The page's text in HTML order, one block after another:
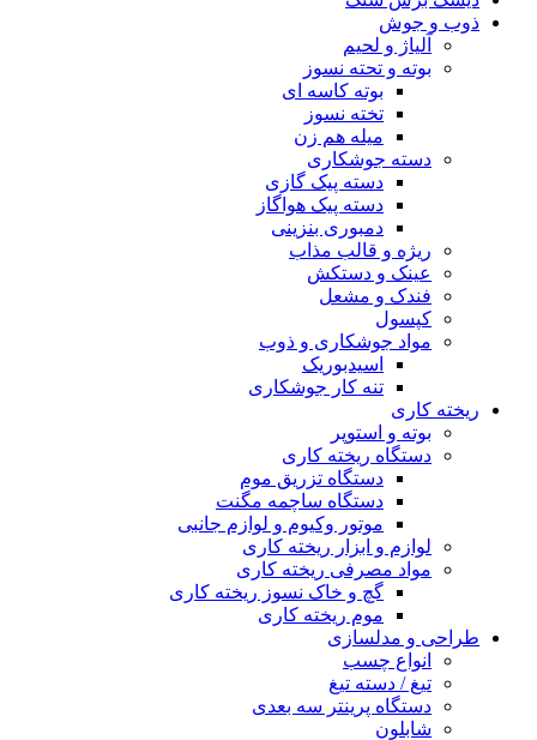
ذوب و جوش
آلیاژ و لحیم
بوته و تحته نسوز
بوته کاسه ای
تخته نسوز
میله هم زن
دسته جوشکاری
دسته پیک گازی
دسته پیک هواگاز
دمبوری بنزینی
ریژه و قالب مذاب
عینک و دستکش
فندک و مشعل
کپسول
مواد جوشکاری و ذوب
اسیدبوریک
تنه کار جوشکاری
ریخته کاری
بوته و استوپر
دستگاه ریخته کاری
دستگاه تزریق موم
دستگاه ساچمه مگنت
موتور وکیوم و لوازم جانبی
لوازم و ابزار ریخته کاری
مواد مصرفی ریخته کاری
گچ و خاک نسوز ریخته کاری
موم ریخته کاری
طراحی و مدلسازی
انواع چسب
تیغ / دسته تیغ
دستگاه پرینتر سه بعدی
شابلون